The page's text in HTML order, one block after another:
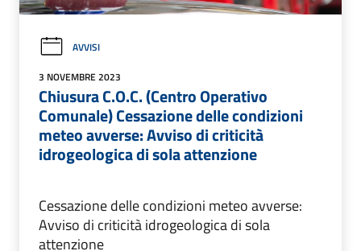
AVVISI
3 NOVEMBRE 2023
Chiusura C.O.C. (Centro Operativo
Comunale) Cessazione delle condizioni
meteo avverse: Avviso di criticità
idrogeologica di sola attenzione
Cessazione delle condizioni meteo avverse:
Avviso di criticità idrogeologica di sola
attenzione